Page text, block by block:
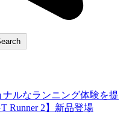
ルなランニング体験を提
Runner 2】新品登場